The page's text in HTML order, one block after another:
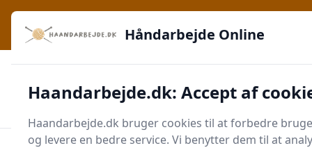
Håndarbejde Online - Inspiration, teknikker og fællesskab -
lige ved hånden
Shopping med sikkerhed ✔️ Altid de bedste priser
Håndarbejde Online
Haandarbejde.dk: Accept af
Haandarbejde.dk bruger cookies til at forbedre
og levere en bedre service. Vi benytter dem til at